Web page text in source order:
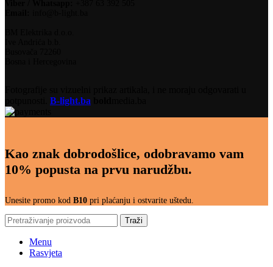
B-light.ba
Kao znak dobrodošlice, odobravamo vam
10% popusta na prvu narudžbu.
Unesite promo kod B10 pri plaćanju i ostvarite uštedu.
Traži
Menu
Rasvjeta